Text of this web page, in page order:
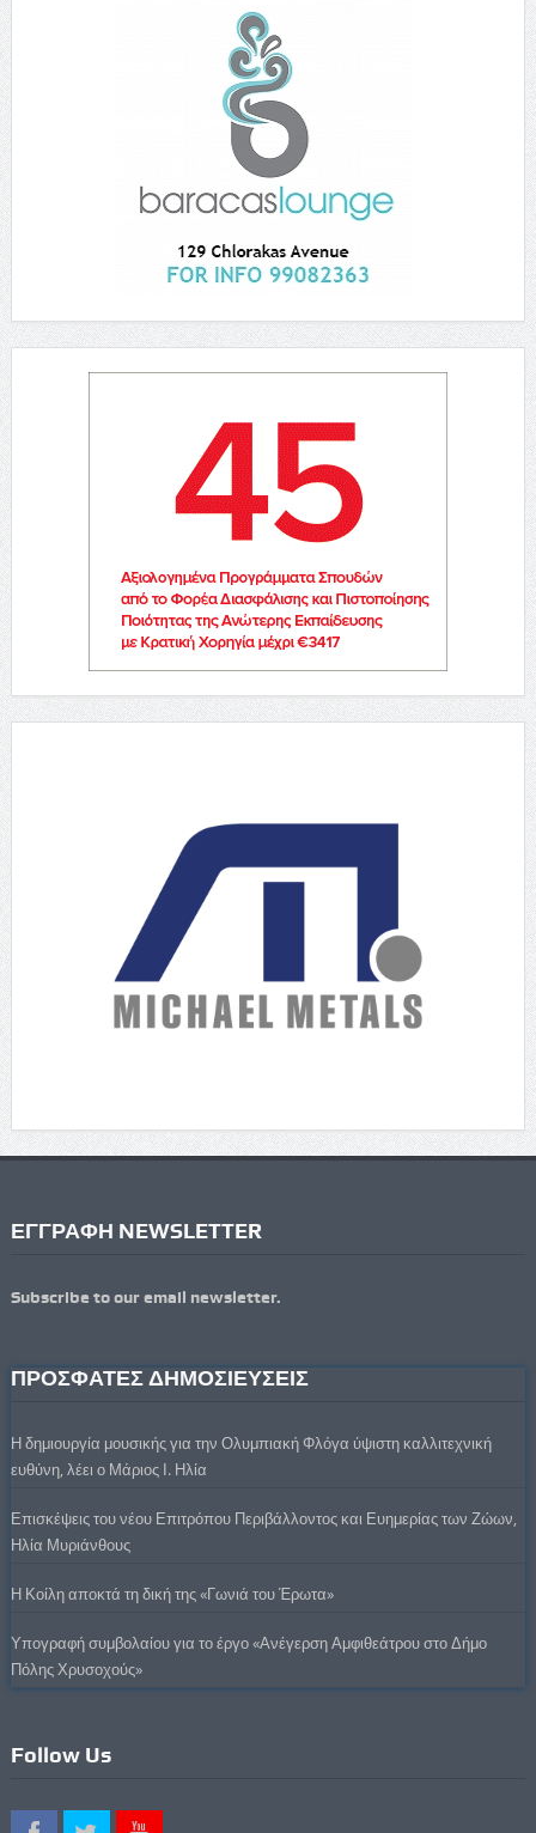
ΕΓΓΡΑΦΗ NEWSLETTER
Subscribe to our email newsletter.
ΠΡΟΣΦΑΤΕΣ ΔΗΜΟΣΙΕΥΣΕΙΣ
Η δημιουργία μουσικής για την Ολυμπιακή Φλόγα ύψιστη καλλιτεχνική
ευθύνη, λέει ο Μάριος Ι. Ηλία
Επισκέψεις του νέου Επιτρόπου Περιβάλλοντος και Ευημερίας των Ζώων,
Ηλία Μυριάνθους
Η Κοίλη αποκτά τη δική της «Γωνιά του Έρωτα»
Υπογραφή συμβολαίου για το έργο «Ανέγερση Αμφιθεάτρου στο Δήμο
Πόλης Χρυσοχούς»
Follow Us